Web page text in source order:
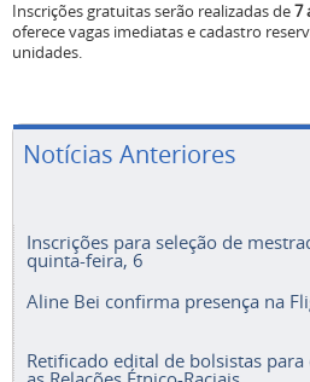
Inscrições gratuitas serão realizadas de7
oferece vagas imediatas e cadastro
unidades.
Notícias Anteriores
Inscrições para seleção de
quinta-feira, 6
Aline Bei confirma presença na
Retificado edital de bolsistas